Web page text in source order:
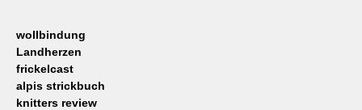
wollbindung
Landherzen
frickelcast
alpis strickbuch
knitters review